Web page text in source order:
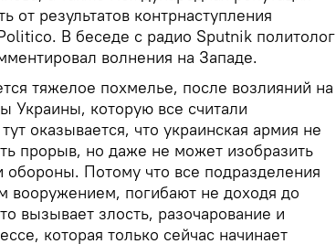
от результатов контрнаступления
В беседе с радио Sputnik политолог
волнения на Западе.
тяжелое похмелье, после возлияний на
Украины, которую все считали
оказывается, что украинская армия не
прорыв, но даже не может изобразить
обороны. Потому что все подразделения
вооружением, погибают не доходя до
вызывает злость, разочарование и
которая только сейчас начинает